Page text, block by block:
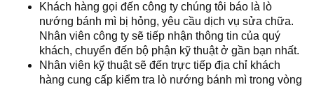
Khách hàng gọi đến công ty chúng tôi báo là lò
nướng bánh mì bị hỏng, yêu cầu dịch vụ sửa chữa.
Nhân viên công ty sẽ tiếp nhận thông tin của quý
khách, chuyển đến bộ phận kỹ thuật ở gần bạn nhất.
Nhân viên kỹ thuật sẽ đến trực tiếp địa chỉ khách
hàng cung cấp kiểm tra lò nướng bánh mì trong vòng